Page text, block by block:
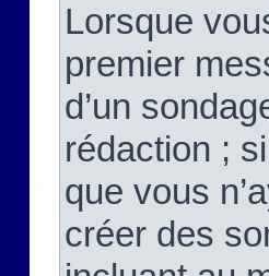
Lorsque
premier
d’un
rédaction ;
que vous
créer des